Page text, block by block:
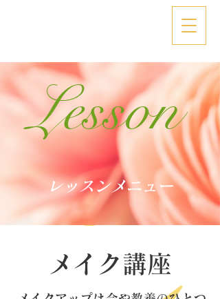
Lesson
レッスンメニュー
​メイク講座